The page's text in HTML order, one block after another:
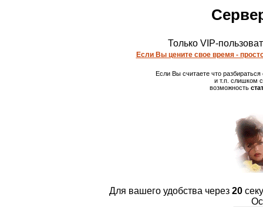
Только VIP-
Если Вы цените свое время -
Если Вы считаете что
и т.п. слишком
возможность
Для вашего удобства через 20